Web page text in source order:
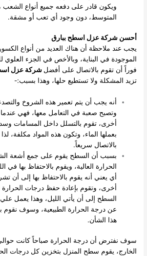
ويكون قادر على دفعه جميع أنواع الشعب
المتوسط، دون وجود أي تعب أو مشقة.
أحسن شركة عزل اسطح ببارق
يجب عند ملاحظة أن هناك العديد من أنواع
الموجودة في البناية، وبالأخص في الجزء
فوراً أن تقوم بالاتصال على أفضل شركة عزل
تزيد المشكلة ولا تستطيع حلها، وهذا بسبب:-
أنه يجب أن يتم تعمير هذه الشروخ
وتصبح صعبة في التعامل معها، فهي عندما
أخرى، تقوم بالتسلل داخل المسامات وسد
بعملها الماء، وتكون هذه المواد مكلفة،
بالاتصال سريعاً.
بسبب أن السطح يقوم على جمع أشعة
أي يعني أنه يقوم بالاحتفاظ بها إلى
أخرى، وتقوم بإعادة حفظ درجات الحرارة
السطح إلى أن يأتي الليل، وهذا يعمل
عن درجة الحرارة الطبيعية، وسوف نقوم
هذا الشأن.
الخارج، يقوم سطح المنزل بتخزين كل درجات